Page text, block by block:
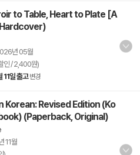
to Table, Heart to Plate [A
년 05월
인 / 2,400원)
11일 출고 변경
Korean: Revised Edition (Ko
(Paperback, Original)
11월